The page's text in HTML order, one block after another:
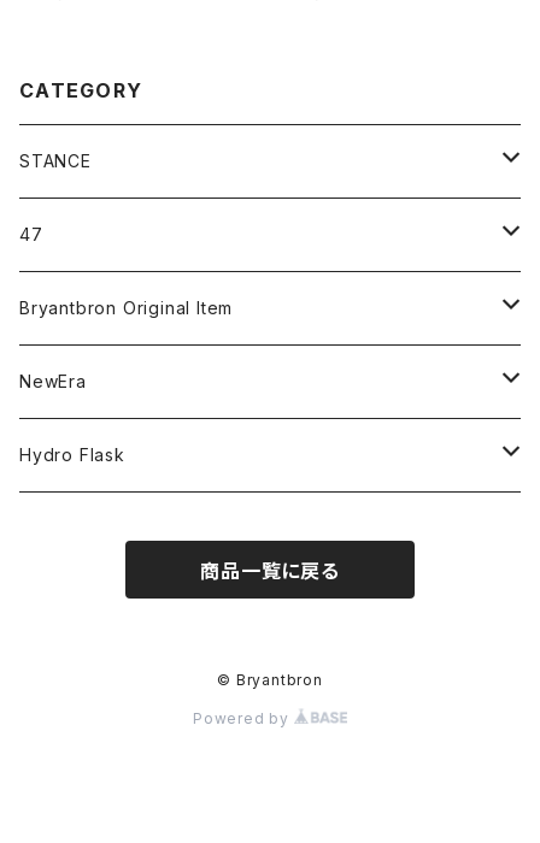
CATEGORY
STANCE
ICON＆OG
MLB
NBA
COLLABORATION
47
CLEAN UP
MVP
CAPTAIN
Bryantbron Original Item
T-Shirt
Shorts
NewEra
59FIFTY
Hydro Flask
商品一覧に戻る
© Bryantbron
Powered by